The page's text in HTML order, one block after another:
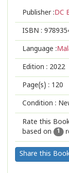
Publisher :DC
ISBN :
Language :
Edition : 2022
Page(s) : 120
Condition :
Rate this
based on
1
Share this